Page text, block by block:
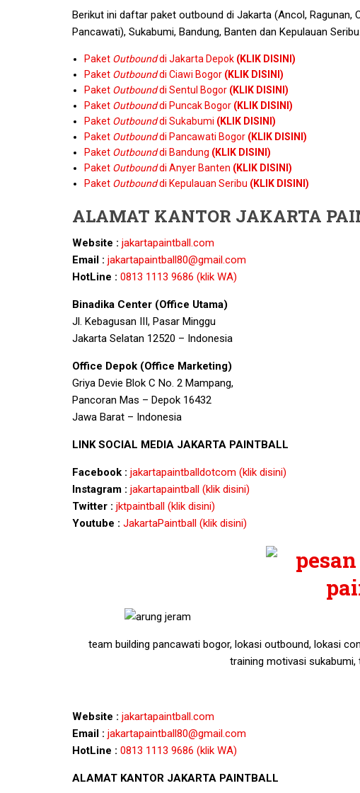
Berikut ini daftar paket outbound di Jakarta (Ancol, Ragunan,
Pancawati), Sukabumi, Bandung, Banten dan Kepulauan Seribu.
Paket Outbounddi Jakarta Depok (KLIK DISINI)
Paket Outbounddi Ciawi Bogor (KLIK DISINI)
Paket Outbounddi Sentul Bogor (KLIK DISINI)
Paket Outbounddi Puncak Bogor (KLIK DISINI)
Paket Outbounddi Sukabumi (KLIK DISINI)
Paket Outbounddi Pancawati Bogor (KLIK DISINI)
Paket Outbounddi Bandung (KLIK DISINI)
Paket Outbounddi Anyer Banten (KLIK DISINI)
Paket Outbounddi Kepulauan Seribu (KLIK DISINI)
ALAMAT KANTOR JAKARTA
Website : jakartapaintball.com
Email : jakartapaintball80@gmail.com
HotLine : 0813 1113 9686 (klik WA)
Binadika Center (Office Utama)
Jl. Kebagusan III, Pasar Minggu
Jakarta Selatan 12520 – Indonesia
Office Depok (Office Marketing)
Griya Devie Blok C No. 2 Mampang,
Pancoran Mas – Depok 16432
Jawa Barat – Indonesia
LINK SOCIAL MEDIA JAKARTA PAINTBALL
Facebook : jakartapaintballdotcom (klik disini)
Instagram : jakartapaintball (klik disini)
Twitter : jktpaintball (klik disini)
Youtube : JakartaPaintball (klik disini)
team building pancawati bogor, lokasi outbound, lokasi
training motivasi
Website : jakartapaintball.com
Email : jakartapaintball80@gmail.com
HotLine : 0813 1113 9686 (klik WA)
ALAMAT KANTOR JAKARTA PAINTBALL